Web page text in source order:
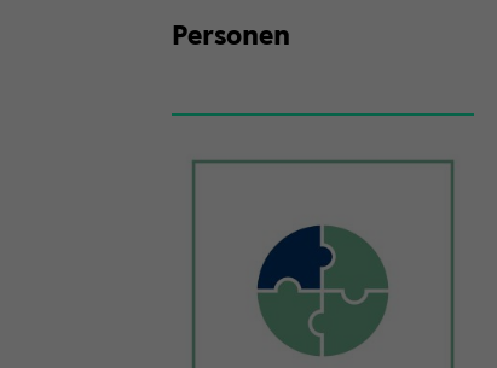
Per­so­nen